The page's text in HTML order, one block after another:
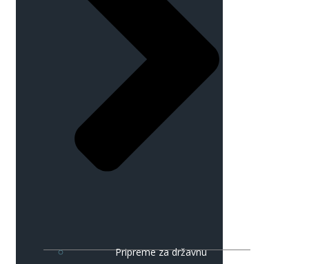
Pripreme za državnu